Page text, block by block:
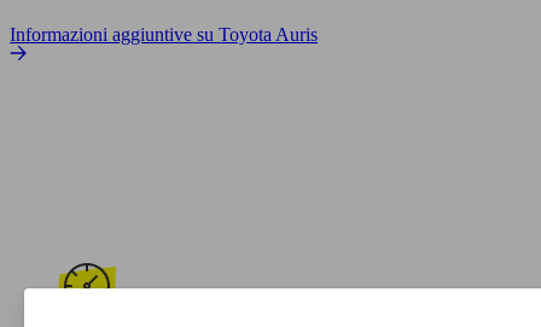
Informazioni aggiuntive su Toyota Auris